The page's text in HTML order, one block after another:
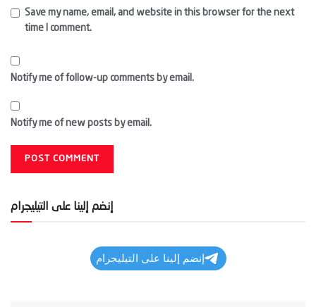
Save my name, email, and website in this browser for the next
time I comment.
Notify me of follow-up comments by email.
Notify me of new posts by email.
إنضم إلينا على التيليجرام
إنضم إلينا على التيليجرام